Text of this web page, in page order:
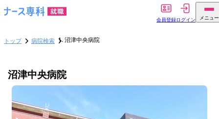
会員登録ログイン メニュー
トップ 病院検索 沼津中央病院
沼津中央病院